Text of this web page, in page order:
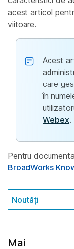
acest articol
viitoare.
Acest
care
în
Webex.
Pentru
BroadWorks
Noutăți
Mai